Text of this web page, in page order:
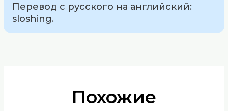
Перевод с русского на английский:
sloshing.
Похожие